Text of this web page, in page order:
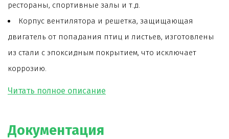
рестораны, спортивные залы и т.д.
Корпус вентилятора и решетка, защищающая
двигатель от попадания птиц и листьев, изготовлены
из стали с эпоксидным покрытием, что исключает
коррозию.
рабочего колеса обеспечивает низкий уровень шума
Документация